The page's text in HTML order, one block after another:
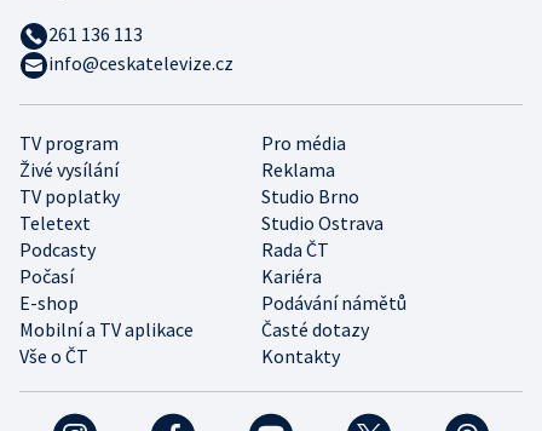
TV program
Pro média
Živé vysílání
Reklama
TV poplatky
Studio Brno
Teletext
Studio Ostrava
Podcasty
Rada ČT
Počasí
Kariéra
E-shop
Podávání námětů
Mobilní a TV aplikace
Časté dotazy
Vše o ČT
Kontakty
261 136 113
info@ceskatelevize.cz